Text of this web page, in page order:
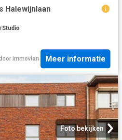
Halewijnlaan
Studio
immovlan Meer informatie
Foto bekijken